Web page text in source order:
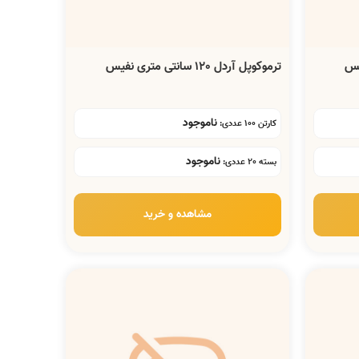
ترموکوپل آردل 120 سانتی متری نفیس
کارتن 100 عددی: ناموجود
بسته 20 عددی: ناموجود
مشاهده و خرید